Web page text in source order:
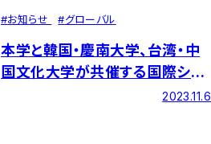
#お知らせ #グローバル
本学と韓国・慶南大学、台湾・中
国文化大学が共催する国際シン
ポジウム「ピースフォーラム」を
2023.11.6